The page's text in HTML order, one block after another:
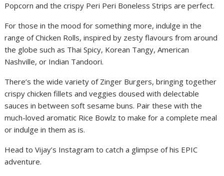
Popcorn and the crispy Peri Peri Boneless Strips are perfect.
For those in the mood for something more, indulge in the
range of Chicken Rolls, inspired by zesty flavours from around
the globe such as Thai Spicy, Korean Tangy, American
Nashville, or Indian Tandoori.
There’s the wide variety of Zinger Burgers, bringing together
crispy chicken fillets and veggies doused with delectable
sauces in between soft sesame buns. Pair these with the
much-loved aromatic Rice Bowlz to make for a complete meal
or indulge in them as is.
Head to Vijay’s Instagram to catch a glimpse of his EPIC
adventure.